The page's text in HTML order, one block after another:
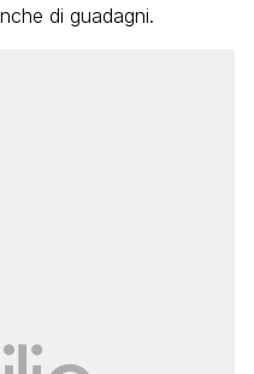
di guadagni.